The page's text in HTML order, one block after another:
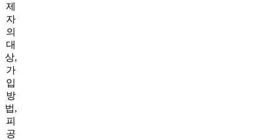
제
자
의
대
상,
가
입
방
법,
피
공